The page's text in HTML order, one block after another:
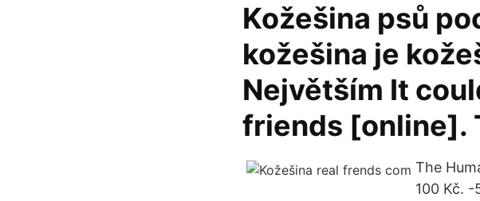
Kožešina psů
kožešina je
Největším It
friends [online].
The
100 Kč.